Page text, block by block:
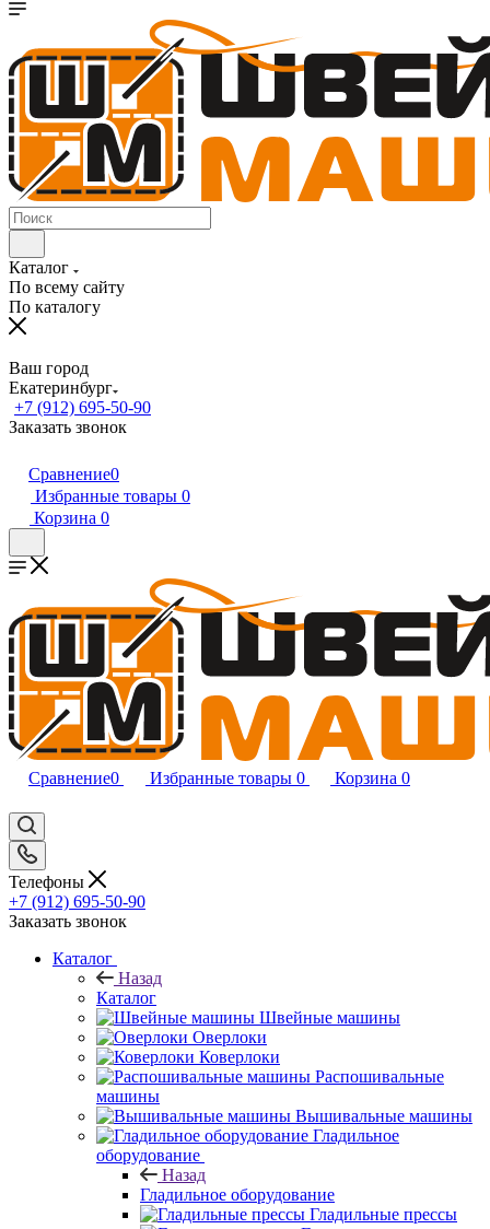
Каталог
По всему сайту
По каталогу
Ваш город
Екатеринбург
+7 (912) 695-50-90
Заказать звонок
Сравнение0
Избранные товары 0
Корзина 0
Сравнение0 Избранные товары 0 Корзина 0
Телефоны
+7 (912) 695-50-90
Заказать звонок
Каталог
Назад
Каталог
Швейные машины
Оверлоки
Коверлоки
Распошивальные
машины
Вышивальные машины
Гладильное
оборудование
Назад
Гладильное оборудование
Гладильные прессы